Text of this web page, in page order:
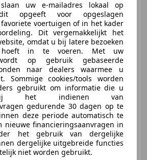
Airco | Cruise | 3 Zits | Trekhaak
€ 8.700
Excl. BTW
km Diesel
75 kW (102 PK)
uw e-mailadres lokaal op
opgeeft voor opgeslagen
voertuigen of in het kader
Dit vergemakkelijkt het
omdat u bij latere bezoeken
hoeft in te voeren. Met uw
op gebruik gebaseerde
naar dealers waarmee u
Sommige cookies/tools worden
gebruikt om informatie die u
het indienen van
gedurende 30 dagen op te
deze periode automatisch te
nieuwe financieringsaanvragen in
het gebruik van dergelijke
dergelijke uitgebreide functies
niet worden gebruikt.